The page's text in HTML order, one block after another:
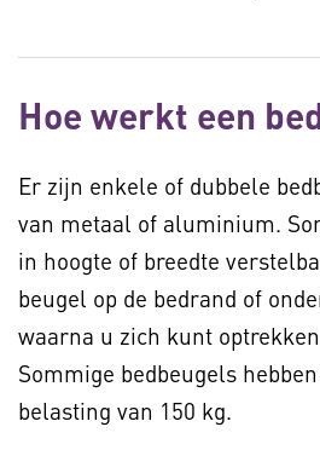
Hoe werkt een
Er zijn enkele of dubbele
van metaal of aluminium.
in hoogte of breedte
beugel op de bedrand of
waarna u zich kunt
Sommige bedbeugels
belasting van 150 kg.